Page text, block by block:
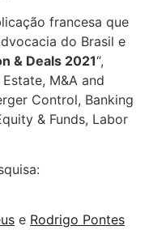
francesa que
do Brasil e
& Deals 2021“,
Estate, M&A and
Control, Banking
& Funds, Labor
e Rodrigo Pontes